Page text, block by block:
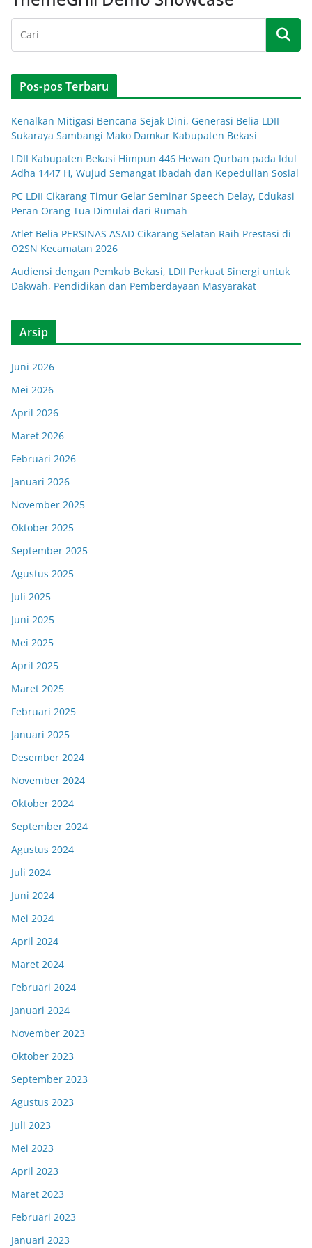
Pos-pos Terbaru
Kenalkan Mitigasi Bencana Sejak Dini, Generasi Belia LDII
Sukaraya Sambangi Mako Damkar Kabupaten Bekasi
LDII Kabupaten Bekasi Himpun 446 Hewan Qurban pada Idul
Adha 1447 H, Wujud Semangat Ibadah dan Kepedulian Sosial
PC LDII Cikarang Timur Gelar Seminar Speech Delay, Edukasi
Peran Orang Tua Dimulai dari Rumah
Atlet Belia PERSINAS ASAD Cikarang Selatan Raih Prestasi di
O2SN Kecamatan 2026
Audiensi dengan Pemkab Bekasi, LDII Perkuat Sinergi untuk
Dakwah, Pendidikan dan Pemberdayaan Masyarakat
Arsip
Juni 2026
Mei 2026
April 2026
Maret 2026
Februari 2026
Januari 2026
November 2025
Oktober 2025
September 2025
Agustus 2025
Juli 2025
Juni 2025
Mei 2025
April 2025
Maret 2025
Februari 2025
Januari 2025
Desember 2024
November 2024
Oktober 2024
September 2024
Agustus 2024
Juli 2024
Juni 2024
Mei 2024
April 2024
Maret 2024
Februari 2024
Januari 2024
November 2023
Oktober 2023
September 2023
Agustus 2023
Juli 2023
Mei 2023
April 2023
Maret 2023
Februari 2023
Januari 2023